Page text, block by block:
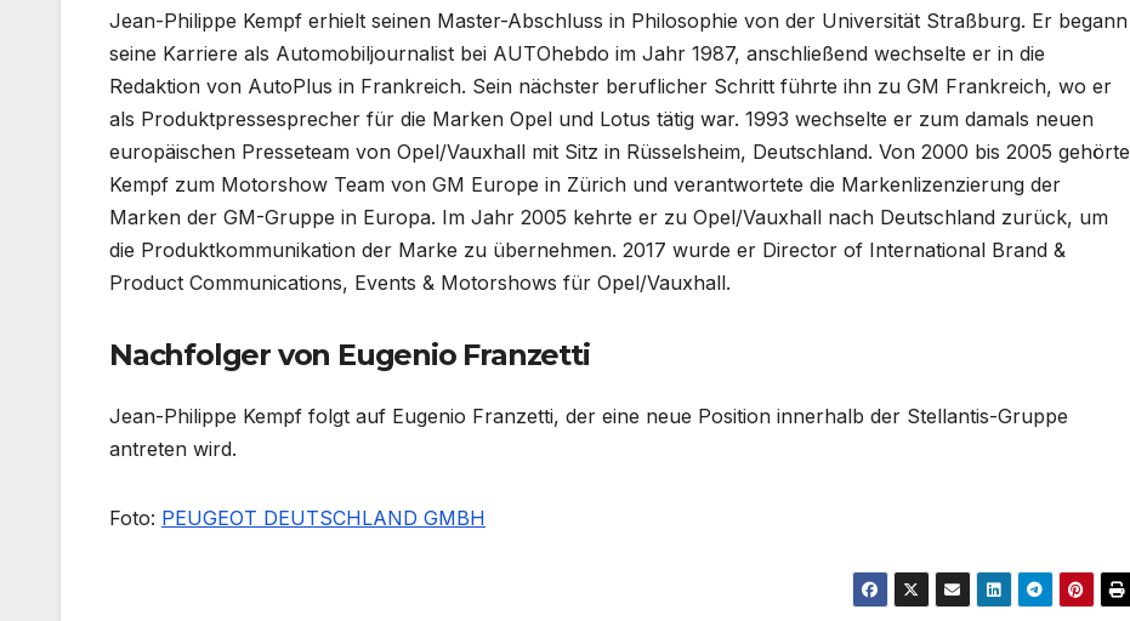
Jean-Philippe Kempf erhielt seinen Master-Abschluss in Philosophie von der Universität Straßburg. Er begann
seine Karriere als Automobiljournalist bei AUTOhebdo im Jahr 1987, anschließend wechselte er in die
Redaktion von AutoPlus in Frankreich. Sein nächster beruflicher Schritt führte ihn zu GM Frankreich, wo er
als Produktpressesprecher für die Marken Opel und Lotus tätig war. 1993 wechselte er zum damals neuen
europäischen Presseteam von Opel/Vauxhall mit Sitz in Rüsselsheim, Deutschland. Von 2000 bis 2005 gehörte
Kempf zum Motorshow Team von GM Europe in Zürich und verantwortete die Markenlizenzierung der
Marken der GM-Gruppe in Europa. Im Jahr 2005 kehrte er zu Opel/Vauxhall nach Deutschland zurück, um
die Produktkommunikation der Marke zu übernehmen. 2017 wurde er Director of International Brand &
Product Communications, Events & Motorshows für Opel/Vauxhall.
Nachfolger von Eugenio Franzetti
Jean-Philippe Kempf folgt auf Eugenio Franzetti, der eine neue Position innerhalb der Stellantis-Gruppe
antreten wird.
Foto: PEUGEOT DEUTSCHLAND GMBH